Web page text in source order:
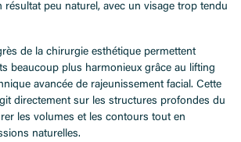
résultat peu naturel, avec un visage trop tendu
de la chirurgie esthétique permettent
beaucoup plus harmonieux grâce au lifting
avancée de rajeunissement facial. Cette
directement sur les structures profondes du
les volumes et les contours tout en
naturelles.